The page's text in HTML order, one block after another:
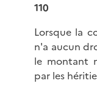
110
Lorsque la
n'a aucun
le montant
par les